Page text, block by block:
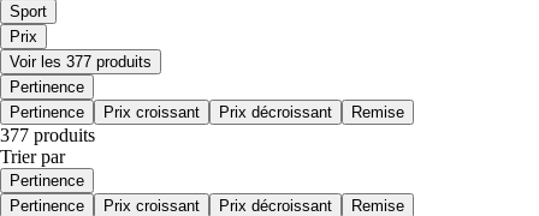
Sport
Prix
Voir les 377 produits
Pertinence
Pertinence
Prix croissant Prix décroissant Remise
377 produits
Trier par
Pertinence
Pertinence
Prix croissant Prix décroissant Remise